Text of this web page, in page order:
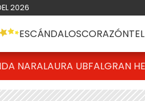
2026
ESCÁNDALOSCORAZÓN
NARALAURA UBFALGRAN